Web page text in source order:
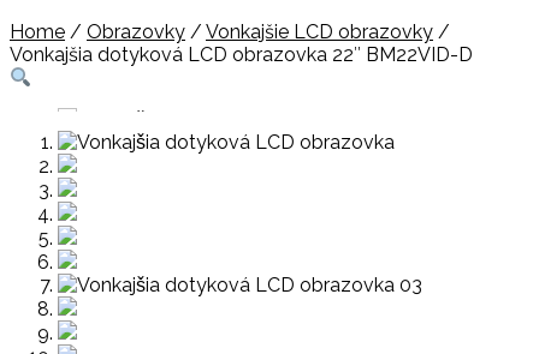
Home / Obrazovky / Vonkajšie LCD obrazovky /
Vonkajšia dotyková LCD obrazovka 22″ BM22VID-D